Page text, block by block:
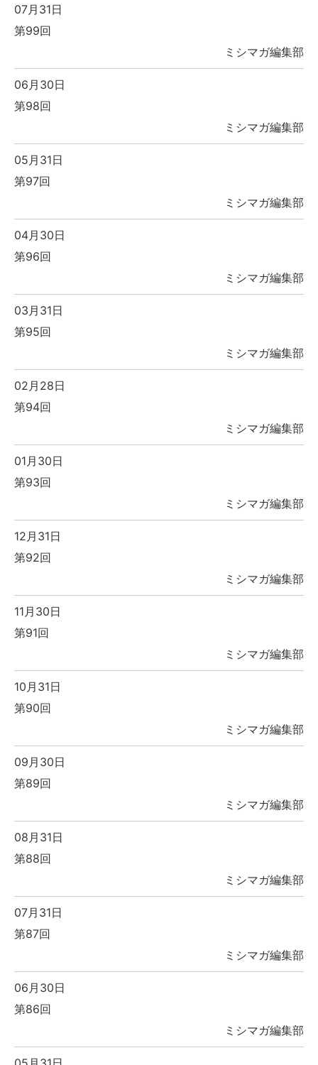
07月31日
第99回
ミシマガ編集部
06月30日
第98回
ミシマガ編集部
05月31日
第97回
ミシマガ編集部
04月30日
第96回
ミシマガ編集部
03月31日
第95回
ミシマガ編集部
02月28日
第94回
ミシマガ編集部
01月30日
第93回
ミシマガ編集部
12月31日
第92回
ミシマガ編集部
11月30日
第91回
ミシマガ編集部
10月31日
第90回
ミシマガ編集部
09月30日
第89回
ミシマガ編集部
08月31日
第88回
ミシマガ編集部
07月31日
第87回
ミシマガ編集部
06月30日
第86回
ミシマガ編集部